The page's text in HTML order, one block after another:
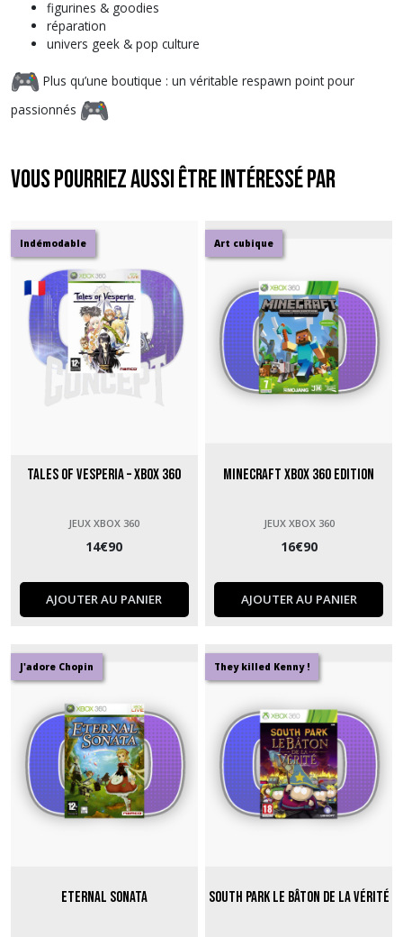
figurines & goodies
réparation
univers geek & pop culture
Plus qu’une boutique : un véritable respawn point pour
passionnés
Vous pourriez aussi être intéressé par
Indémodable
Tales of Vesperia – Xbox 360
JEUX XBOX 360
14€90
AJOUTER AU PANIER
Art cubique
Minecraft Xbox 360 Edition
JEUX XBOX 360
16€90
AJOUTER AU PANIER
J'adore Chopin
Eternal Sonata
They killed Kenny !
South Park Le Bâton de la Vérité